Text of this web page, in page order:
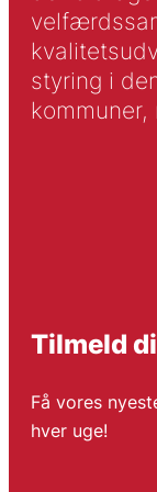
styring i
Tilmeld
Få vores
hver uge!